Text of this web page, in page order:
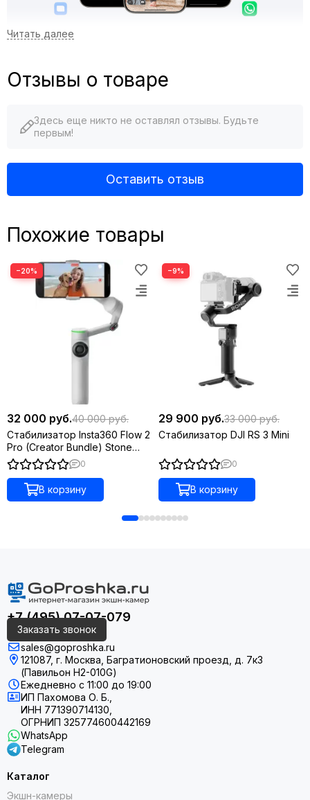
Превратите свой iPhone в идеальный инструмент для
трансляций и многого другого.
Активное отслеживание масштабирования
Оставайтесь на связи. Легко отслеживайте быстрые
перемещения даже на больших расстояниях.
Первый стабилизатор для съемки нескольких человек,
позволяющий получить идеальную композицию, в которой
каждый человек будет в центре внимания.
Отзывы о товаре
Здесь еще никто не оставлял отзывы. Будьте
первым!
Оставить отзыв
Похожие товары
−20%
32 000 руб.40 000 руб.
Стабилизатор Insta360 Flow 2
Pro (Creator Bundle) Stone
Gray
0
В корзину
−9%
29 900 руб.33 000 руб.
Стабилизатор DJI RS 3 Mini
0
В корзину
+7 (495) 07-07-079
Заказать звонок
sales@goproshka.ru
121087, г. Москва, Багратионовский проезд, д. 7к3
(Павильон H2-010G)
Ежедневно с 11:00 до 19:00
ИП Пахомова О. Б.,
ИНН 771390714130,
ОГРНИП 325774600442169
WhatsApp
Telegram
Каталог
Экшн-камеры